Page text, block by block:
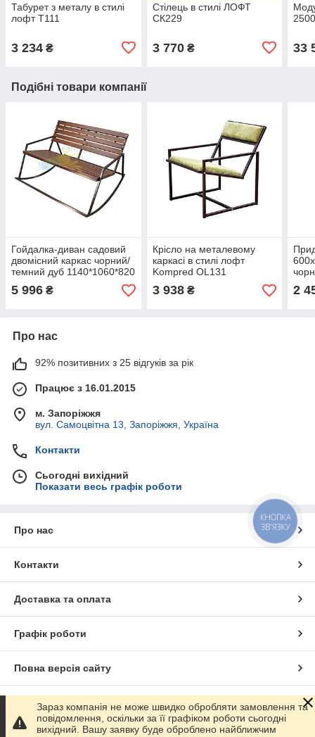
Табурет з металу в стилі
лофт Т111
3 234 ₴
Стілець в стилі ЛОФТ
СК229
3 770₴ 33
Подібні товари компанії
Гойдалка-диван садовий
двомісний каркас чорний/
темний дуб 1140*1060*820
OL720
5 996 ₴
Крісло на металевому
каркасі в стилі лофт
Kompred OL131
3 938₴ 2
Про нас
92% позитивних з 25 відгуків за рік
Працює з 16.01.2015
м. Запоріжжя
вул. Самоцвітна 13, Запоріжжя, Україна
Контакти
Сьогодні вихідний
Показати весь графік роботи
Про нас
Контакти
Доставка та оплата
Графік роботи
Повна версія сайту
Сайт створено на маркетплейсіProm.ua
Зараз компанія не може швидко обробляти замовлення та
повідомлення, оскільки за її графіком роботи сьогодні
вихідний. Вашу заявку буде оброблено найближчим
КНОПКА
ЗВ'ЯЗКУ